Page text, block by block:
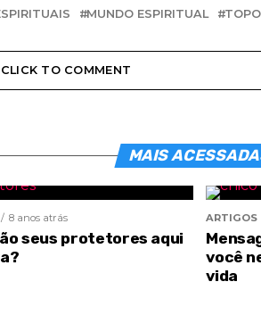
MUNDO ESPIRITUAL TOPO
CLICK TO COMMENT
MAIS
8 anos atrás
seus protetores aqui
ARTIGOS
você
vida